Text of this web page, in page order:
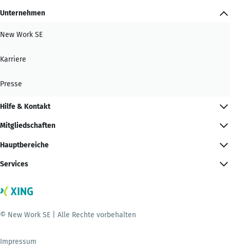
Unternehmen
New Work SE
Karriere
Presse
Hilfe & Kontakt
Mitgliedschaften
Hauptbereiche
Services
© New Work SE | Alle Rechte vorbehalten
Impressum